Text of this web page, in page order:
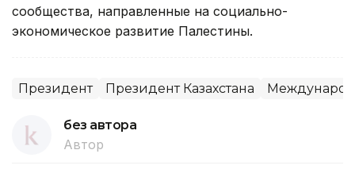
сообщества, направленные на социально-
экономическое развитие Палестины.
Президент Президент Казахстана
без автора
Автор